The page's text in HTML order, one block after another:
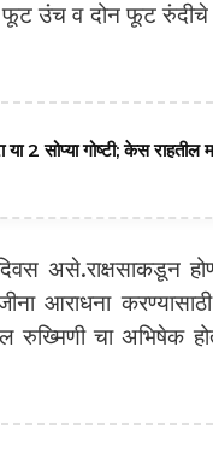
उंच व दोन फूट रुंदीचे
2 सोप्या गोष्टी; केस राहतील
असे.राक्षसाकडून
आराधना
चा अभिषेक